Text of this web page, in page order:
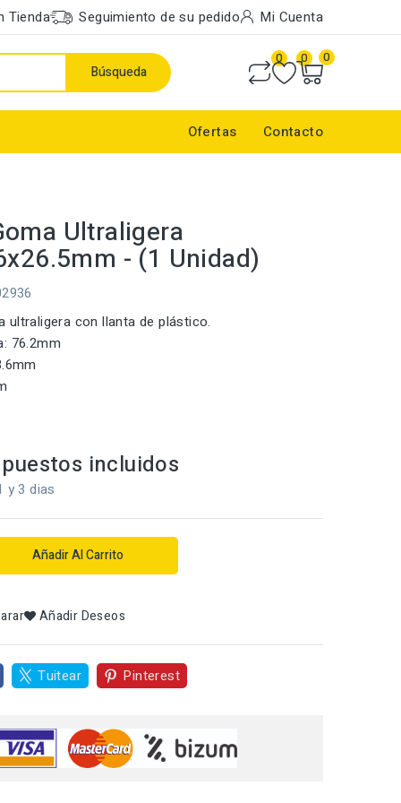
Tienda Seguimiento de su pedido Mi Cuenta
Búsqueda
0 0 0
Ofertas Contacto
Ultraligera
- (1 Unidad)
ultraligera con llanta de plástico.
76.2mm
incluidos
y 3 dias
Añadir Al Carrito
Añadir Deseos
Tuitear Pinterest